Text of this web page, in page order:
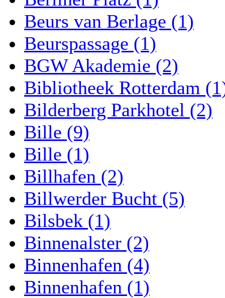
Beurs van Berlage (1)
Beurspassage (1)
BGW Akademie (2)
Bibliotheek Rotterdam
Bilderberg Parkhotel (2)
Bille (9)
Bille (1)
Billhafen (2)
Billwerder Bucht (5)
Bilsbek (1)
Binnenalster (2)
Binnenhafen (4)
Binnenhafen (1)